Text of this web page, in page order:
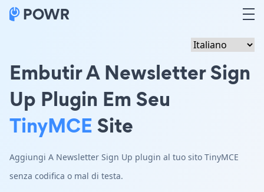
Embutir A Newsletter Sign
Up Plugin Em Seu
TinyMCESite
Aggiungi A Newsletter Sign Up plugin al tuo sito TinyMCE
senza codifica o mal di testa.